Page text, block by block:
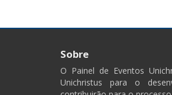
Sobre
O Painel de Eventos
Unichristus para o